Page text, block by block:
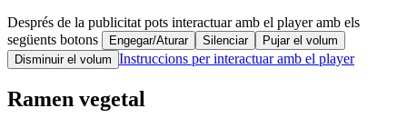
Després de la publicitat pots interactuar amb el player amb els
següents botons
Engegar/Aturar Silenciar
Pujar el volum
Disminuir el volum Instruccions per interactuar amb el player
Ramen vegetal